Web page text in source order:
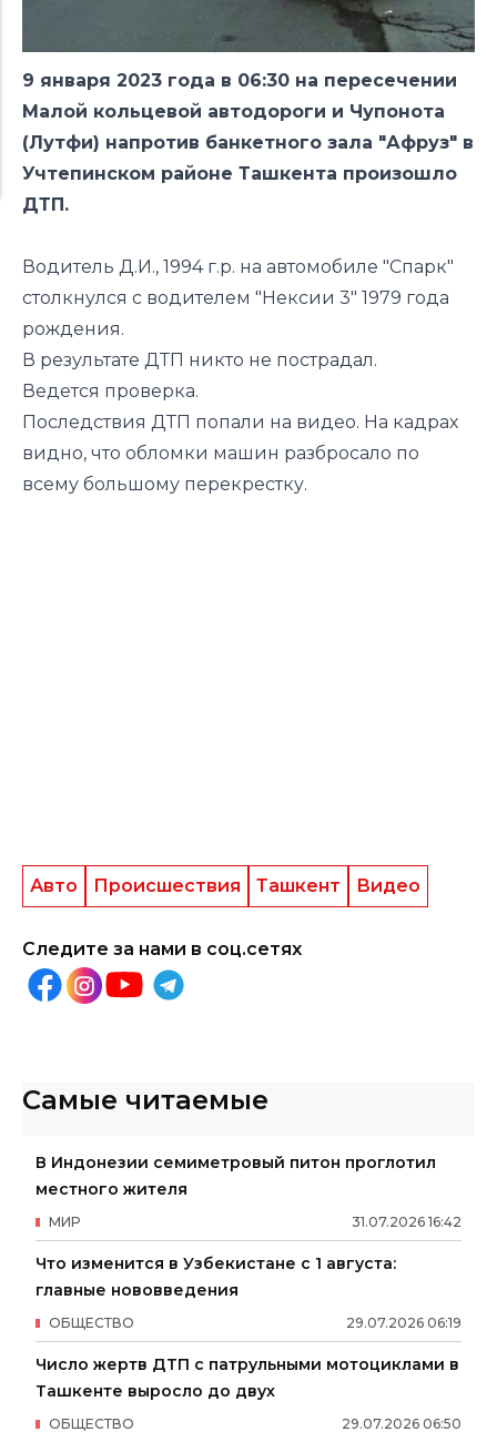
9 января 2023 года в 06:30 на пересечении
Малой кольцевой автодороги и Чупонота
(Лутфи) напротив банкетного зала "Афруз" в
Учтепинском районе Ташкента произошло
ДТП.
Водитель Д.И., 1994 г.р. на автомобиле "Спарк"
столкнулся с водителем "Нексии 3" 1979 года
рождения.
В результате ДТП никто не пострадал.
Ведется проверка.
Последствия ДТП попали на видео. На кадрах
видно, что обломки машин разбросало по
всему большому перекрестку.
Авто Происшествия Ташкент Видео
Следите за нами в соц.сетях
Самые читаемые
В Индонезии семиметровый питон проглотил
местного жителя
31.07.2026 16:42
МИР
Что изменится в Узбекистане с 1 августа:
главные нововведения
29.07.2026 06:19
ОБЩЕСТВО
Число жертв ДТП с патрульными мотоциклами в
Ташкенте выросло до двух
29.07.2026 06:50
ОБЩЕСТВО